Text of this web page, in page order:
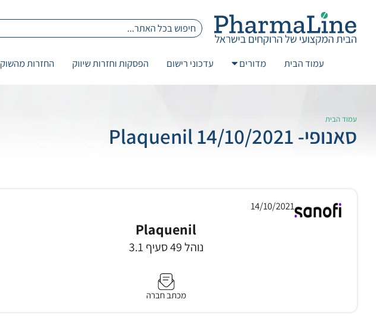
עמוד הבית מדורים עדכוני רישום הפסקות וחזרות שיווק החזרות מהשוק
עמוד הבית
סאנופי- 14/10/2021 Plaquenil
14/10/2021
Plaquenil
נוהל 49 סעיף 3.1
מכתב חברה